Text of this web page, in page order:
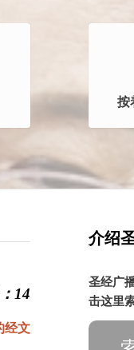
按
14
经文
介绍
圣经广
击这里